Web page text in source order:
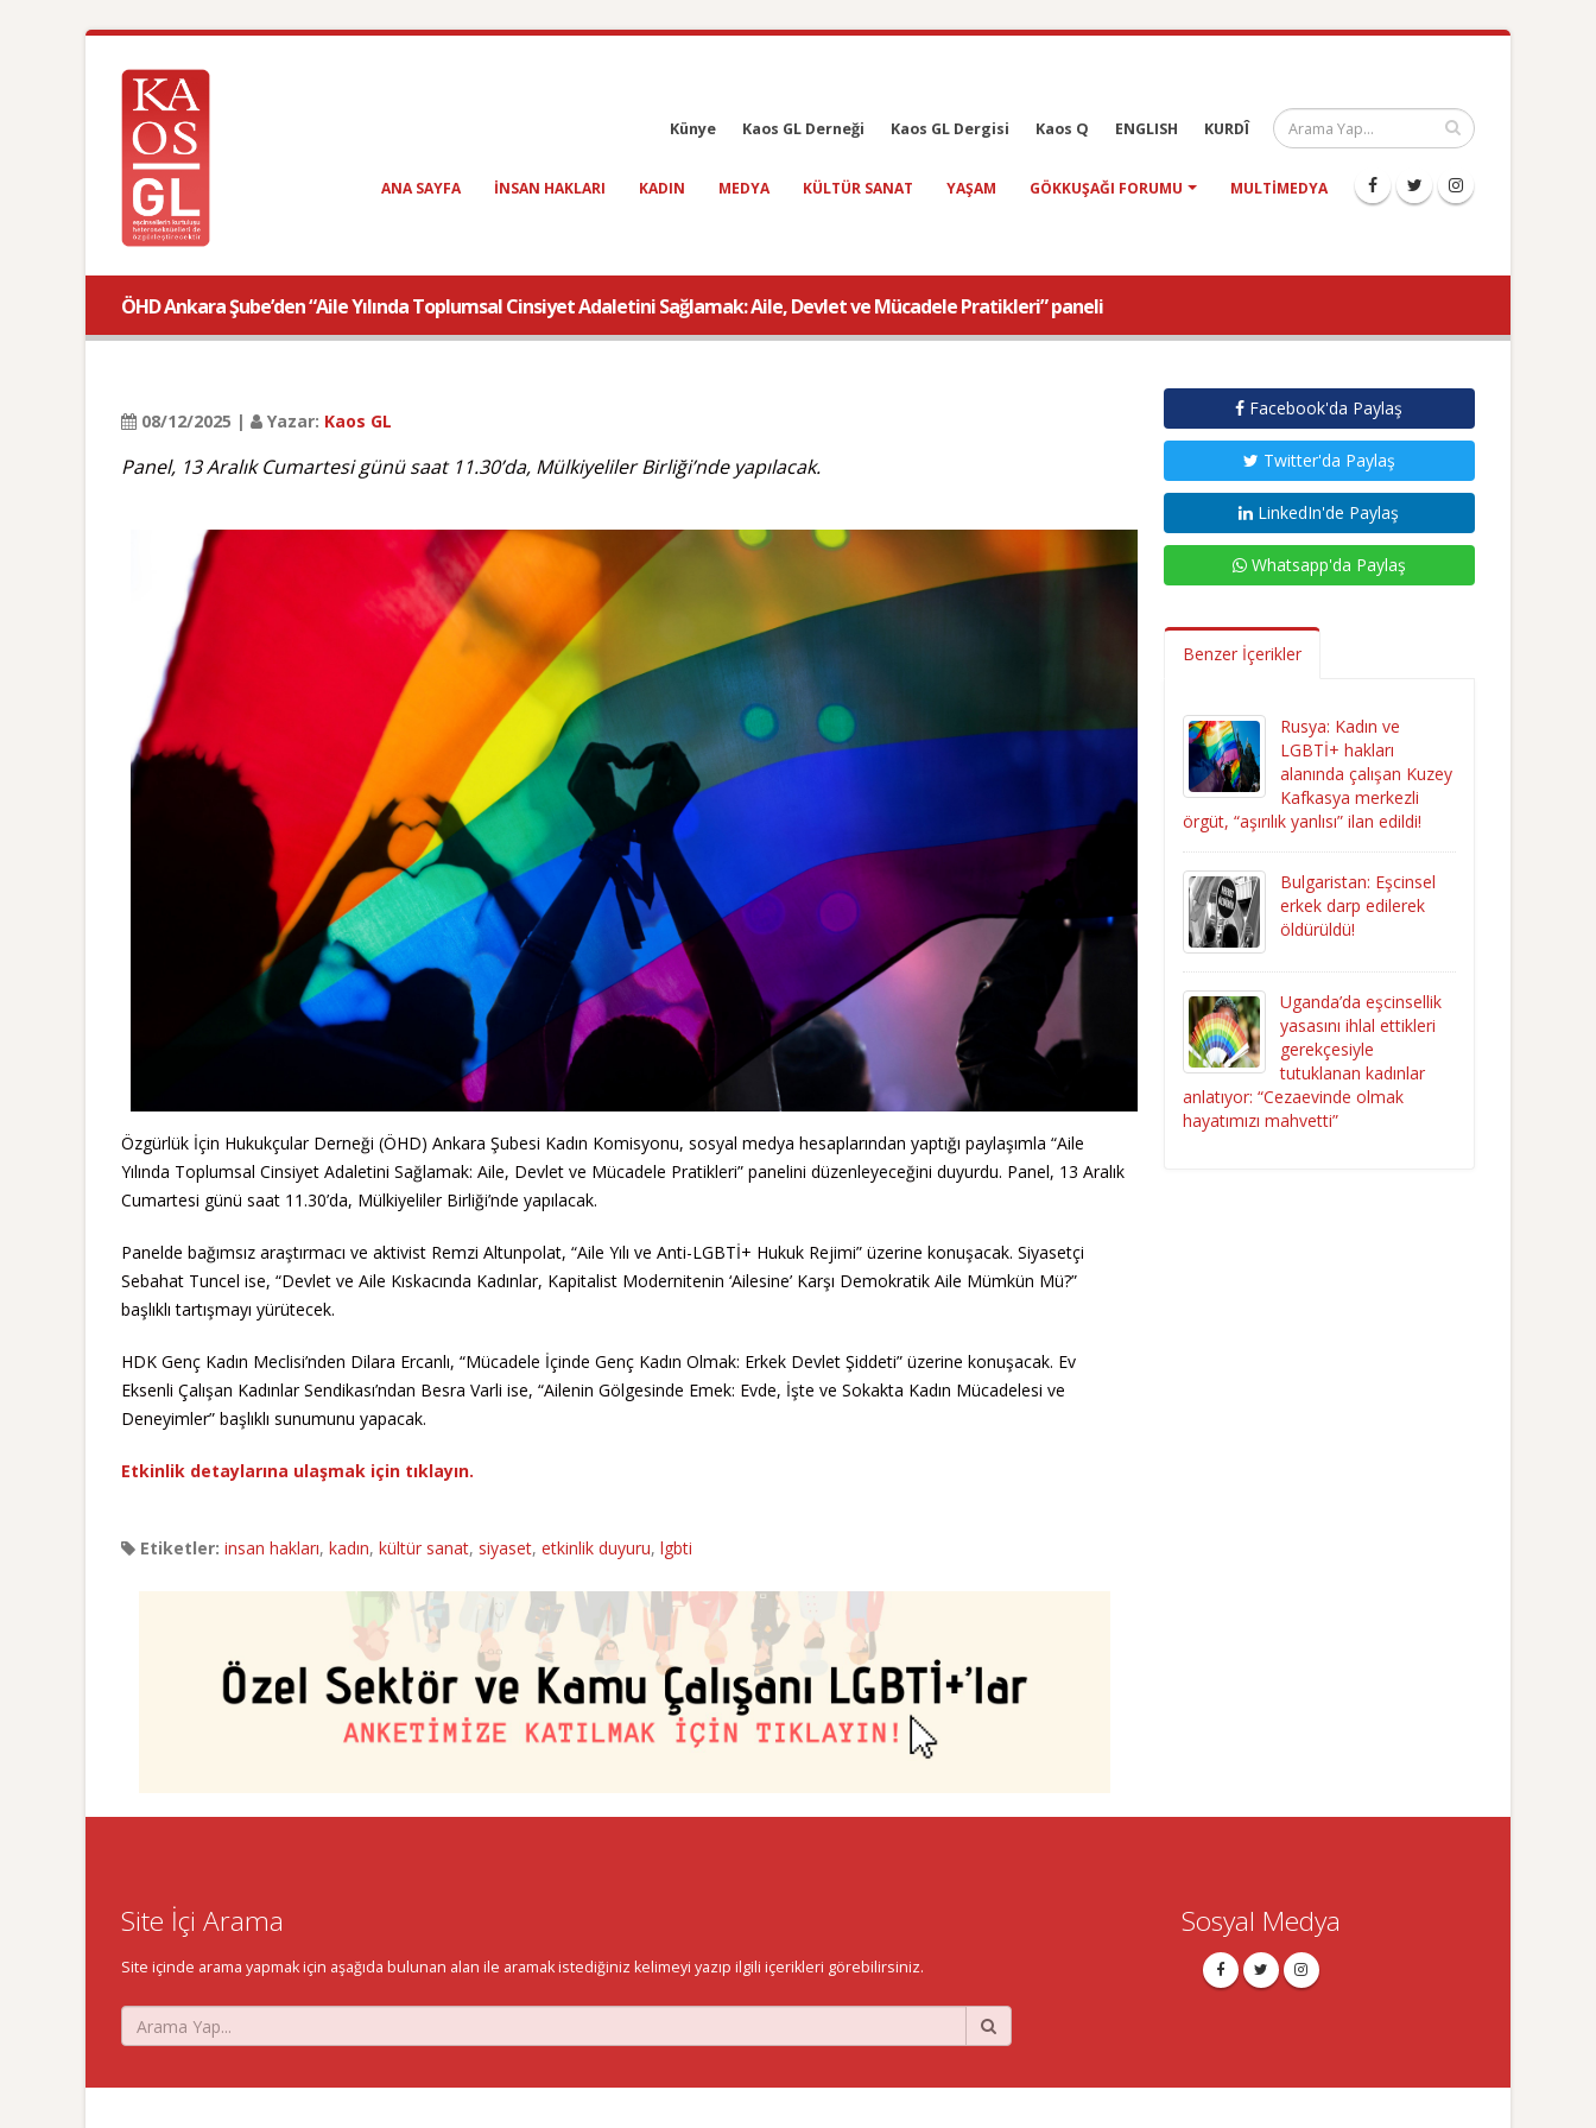
Künye Kaos GL Derneği Kaos GL Dergisi Kaos Q ENGLISH KURDÎ
ANA SAYFA INSAN HAKLARI KADIN MEDYA KÜLTÜR SANAT YAŞAM GÖKKUŞAĞI FORUMU MULTIMEDYA
ÖHD Ankara Şube’den “Aile Yılında Toplumsal Cinsiyet Adaletini Sağlamak: Aile, Devlet ve Mücadele Pratikleri” paneli
08/12/2025 | Yazar: Kaos GL
Panel, 13 Aralık Cumartesi günü saat 11.30’da, Mülkiyeliler Birliği’nde yapılacak.
Özgürlük İçin Hukukçular Derneği (ÖHD) Ankara Şubesi Kadın Komisyonu, sosyal medya hesaplarından yaptığı paylaşımla “Aile
Yılında Toplumsal Cinsiyet Adaletini Sağlamak: Aile, Devlet ve Mücadele Pratikleri” panelini düzenleyeceğini duyurdu. Panel, 13 Aralık
Cumartesi günü saat 11.30’da, Mülkiyeliler Birliği’nde yapılacak.
Panelde bağımsız araştırmacı ve aktivist Remzi Altunpolat, “Aile Yılı ve Anti-LGBTİ+ Hukuk Rejimi” üzerine konuşacak. Siyasetçi
Sebahat Tuncel ise, “Devlet ve Aile Kıskacında Kadınlar, Kapitalist Modernitenin ‘Ailesine’ Karşı Demokratik Aile Mümkün Mü?”
başlıklı tartışmayı yürütecek.
HDK Genç Kadın Meclisi’nden Dilara Ercanlı, “Mücadele İçinde Genç Kadın Olmak: Erkek Devlet Şiddeti” üzerine konuşacak. Ev
Eksenli Çalışan Kadınlar Sendikası’ndan Besra Varli ise, “Ailenin Gölgesinde Emek: Evde, İşte ve Sokakta Kadın Mücadelesi ve
Deneyimler” başlıklı sunumunu yapacak.
Etkinlik detaylarına ulaşmak için tıklayın.
Etiketler: insan hakları, kadın, kültür sanat, siyaset, etkinlik duyuru, lgbti
Facebook'da Paylaş
Twitter'da Paylaş
LinkedIn'de Paylaş
Whatsapp'da Paylaş
Benzer İçerikler
Rusya: Kadın ve
LGBTİ+ hakları
alanında çalışan Kuzey
Kafkasya merkezli
örgüt, “aşırılık yanlısı” ilan edildi!
Bulgaristan: Eşcinsel
erkek darp edilerek
öldürüldü!
Uganda’da eşcinsellik
yasasını ihlal ettikleri
gerekçesiyle
tutuklanan kadınlar
anlatıyor: “Cezaevinde olmak
hayatımızı mahvetti”
Site İçi Arama
Site içinde arama yapmak için aşağıda bulunan alan ile aramak istediğiniz kelimeyi yazıp ilgili içerikleri görebilirsiniz.
Sosyal Medya